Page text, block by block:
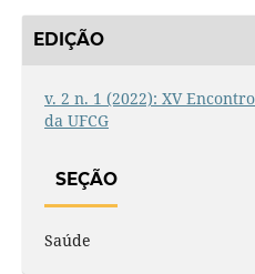
EDIÇÃO
v. 2 n. 1 (2022): XV
da UFCG
SEÇÃO
Saúde